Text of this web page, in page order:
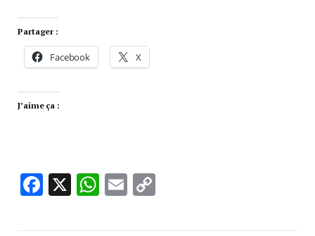
Partager :
Facebook X
J’aime ça :
Facebook
X WhatsApp
Email